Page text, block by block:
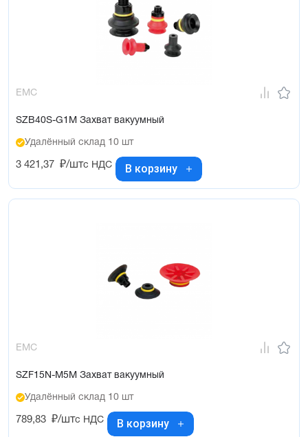
EMC
SZB40S-G1M Захват вакуумный
Удалённый склад 10 шт
3 421,37 ₽/штс НДС В корзину
EMC
SZF15N-M5M Захват вакуумный
Удалённый склад 10 шт
789,83 ₽/штс НДС В корзину